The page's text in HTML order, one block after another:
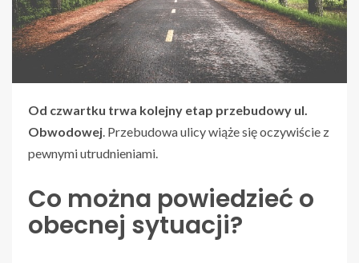
Od czwartku trwa kolejny etap przebudowy ul.
Obwodowej. Przebudowa ulicy wiąże się oczywiście z
pewnymi utrudnieniami.
Co można powiedzieć o
obecnej sytuacji?